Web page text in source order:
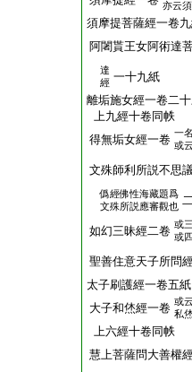
亦云
須摩提菩薩經一卷
阿闍貰王女阿術達
達
經 一十九紙
離垢施女經一卷二
上九經十卷同帙
得無垢女經一卷 一
或
文殊師利所説不思
僞經佛性海藏題爲
文殊所説應審觀也
如幻三昧經二卷 或
或
聖善住意天子所問
太子刷護經一卷五紙
大子和烋經一卷 或
私
上六經十卷同帙
慧上菩薩問大善權